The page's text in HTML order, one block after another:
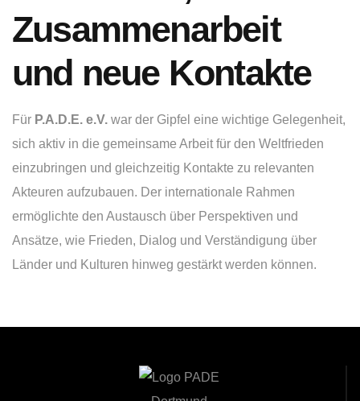
Zusammenarbeit
und neue Kontakte
Für P.A.D.E. e.V. war der Gipfel eine wichtige Gelegenheit,
sich aktiv in die gemeinsame Arbeit für den Weltfrieden
einzubringen und gleichzeitig Kontakte zu relevanten
Akteuren aufzubauen. Der internationale Rahmen
ermöglichte den Austausch über Perspektiven und
Ansätze, wie Frieden, Dialog und Verständigung über
Länder und Kulturen hinweg gestärkt werden können.